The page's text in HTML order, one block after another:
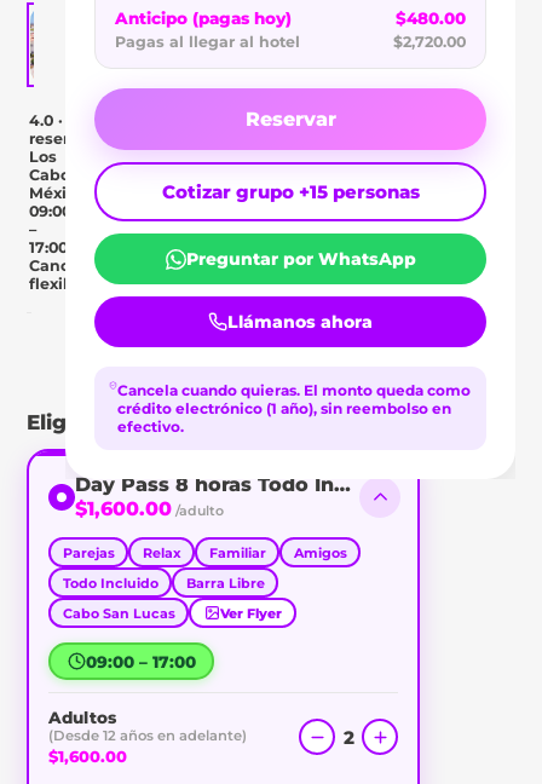
4.0 · 1
reseñas
Los
Cabos,
México
09:00
–
17:00
Cancelación
flexible
Day Pass Descripción Ubicación
Elige tu tipo de pase
Day Pass 8 horas Todo Incluido
$1,600.00 /adulto
Parejas Relax Familiar
Amigos
Todo Incluido
Barra Libre
Cabo San Lucas
Ver Flyer
09:00 – 17:00
Adultos
(Desde 12 años en adelante)
$1,600.00
2
Anticipo (pagas hoy) $480.00
Pagas al llegar al hotel $2,720.00
Reservar
Cotizar grupo +15 personas
Preguntar por WhatsApp
Llámanos ahora
Cancela cuando quieras. El monto queda como
crédito electrónico (1 año), sin reembolso en
efectivo.